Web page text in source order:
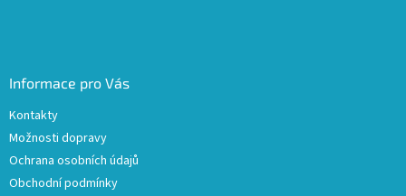
Informace pro Vás
Kontakty
Možnosti dopravy
Ochrana osobních údajů
Obchodní podmínky